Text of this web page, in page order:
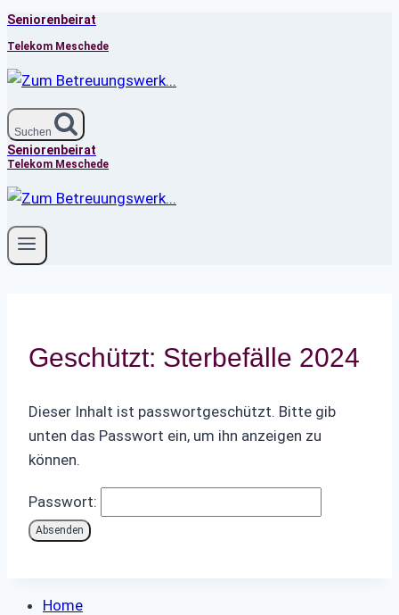
Zum
Inhalt
springen
Seniorenbeirat
Telekom Meschede
Suchen
Seniorenbeirat
Telekom Meschede
Geschützt: Sterbefälle 2024
Dieser Inhalt ist passwortgeschützt. Bitte gib
unten das Passwort ein, um ihn anzeigen zu
können.
Passwort:
Home